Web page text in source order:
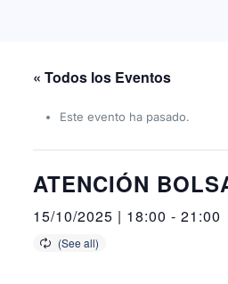
« Todos los Eventos
Este evento ha pasado.
ATENCIÓN
15/10/2025 | 18:00 - 21:00